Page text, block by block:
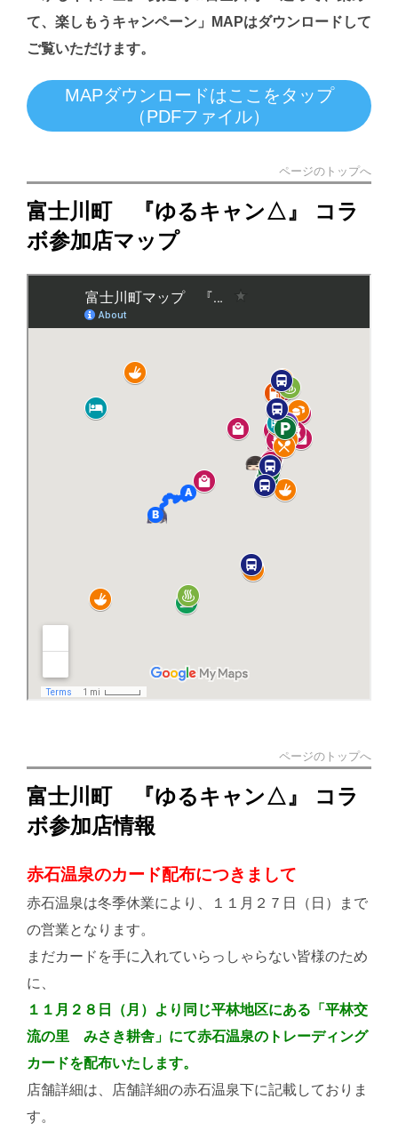
て、楽しもうキャンペーン」MAPはダウンロードして
ご覧いただけます。
MAPダウンロードはここをタップ
（PDFファイル）
ページのトップへ
富士川町 『ゆるキャン△』 コラ
ボ参加店マップ
ページのトップへ
富士川町 『ゆるキャン△』 コラ
ボ参加店情報
赤石温泉のカード配布につきまして
赤石温泉は冬季休業により、１１月２７日（日）まで
の営業となります。
まだカードを手に入れていらっしゃらない皆様のため
に、
１１月２８日（月）より同じ平林地区にある「平林交
流の里 みさき耕舎」にて赤石温泉のトレーディング
カードを配布いたします。
店舗詳細は、店舗詳細の赤石温泉下に記載しておりま
す。